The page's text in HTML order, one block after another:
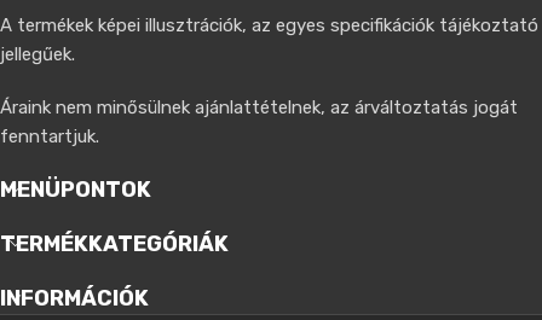
A termékek képei illusztrációk, az egyes specifikációk tájékoztató
jellegűek.
Áraink nem minősülnek ajánlattételnek, az árváltoztatás jogát
fenntartjuk.
MENÜPONTOK
TERMÉKKATEGÓRIÁK
INFORMÁCIÓK